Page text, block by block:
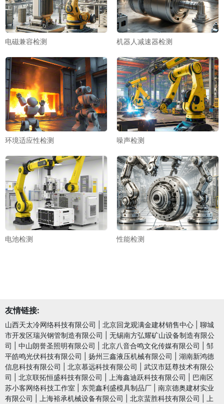
电磁兼容检测 机器人减速器检测
环境适应性检测 噪声检测
电池检测 性能检测
友情链接:
山西天太冷网络科技有限公司 北京回龙观满金建材销售中心
聊城
市开发区瑞兴钢管制造有限公司
无锡南方弘耀矿山设备制造有限公
司
中山朗誉圣照明有限公司 北京八音合鸣文化传媒有限公司
邹
平皓鸣光伏科技有限公司
扬州三鑫液压机械有限公司
湖南新鸿德
信息科技有限公司
北京慕远科技有限公司
武汉市廷尊技术有限公
司
北京联拓恒盛科技有限公司 上海鑫迪跃科技有限公司
巴南区
苏小客网络科技工作室
东莞鑫利盛模具制品厂
南京德奥建材实业
有限公司
上海裕承机械设备有限公司 北京蜚胜科技有限公司 上